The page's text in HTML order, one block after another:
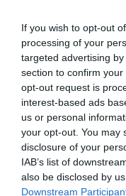
If you wish to opt-out
processing of your
targeted advertising
section to confirm
opt-out request is
interest-based ads
us or personal
your opt-out. You may
disclosure of your
IAB’s list of
also be disclosed by
Downstream